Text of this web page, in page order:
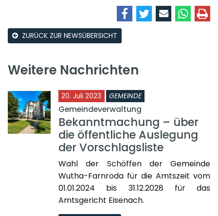
ZURÜCK ZUR NEWSÜBERSICHT
Weitere Nachrichten
20. Juli 2023 GEMEINDE
Gemeindeverwaltung
Bekanntmachung – über
die öffentliche Auslegung
der Vorschlagsliste
Wahl der Schöffen der Gemeinde
Wutha-Farnroda für die Amtszeit vom
01.01.2024 bis 31.12.2028 für das
Amtsgericht Eisenach.